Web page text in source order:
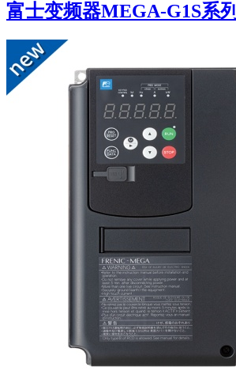
富士变频器MEGA-G1S系列